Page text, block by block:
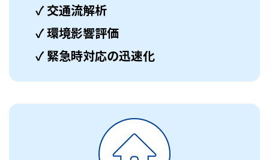
✓ 交通流解析
✓ 環境影響評価
✓ 緊急時対応の迅速化